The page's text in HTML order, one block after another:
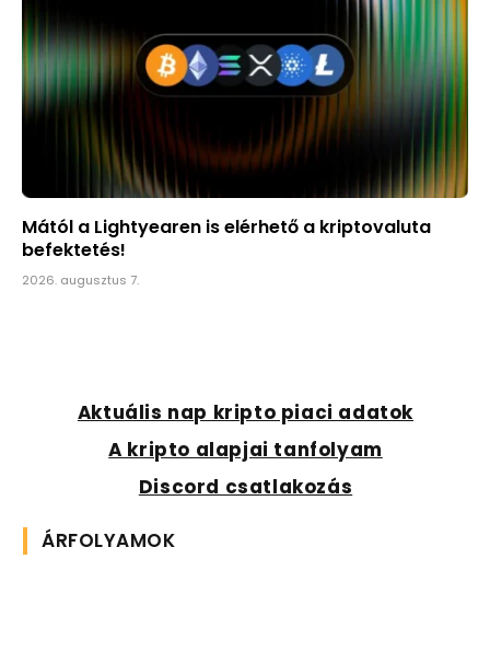
Mától a Lightyearen is elérhető a kriptovaluta
befektetés!
2026. augusztus 7.
Aktuális nap kripto piaci adatok
A kripto alapjai tanfolyam
Discord csatlakozás
ÁRFOLYAMOK